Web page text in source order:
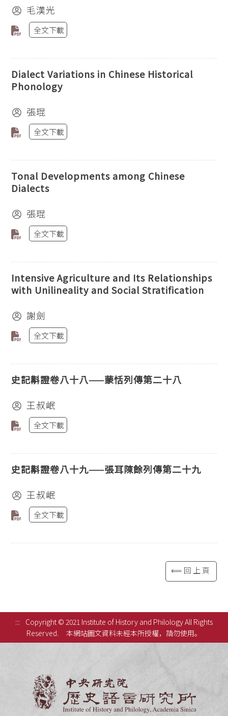
毛漢光
全文下載
Dialect Variations in Chinese Historical
Phonology
張琨
全文下載
Tonal Developments among Chinese
Dialects
張琨
全文下載
Intensive Agriculture and Its Relationships
with Unilineality and Social Stratification
謝劍
全文下載
史記斠證卷八十八——蒙恬列傳第二十八
王叔岷
全文下載
史記斠證卷八十九——張耳陳餘列傳第二十九
王叔岷
全文下載
⟸回上頁
:::
Copyright © 2021 Institute of History and Philology All Rights
Reserved.
本網站圖文資料未經本所授權，請勿使用。